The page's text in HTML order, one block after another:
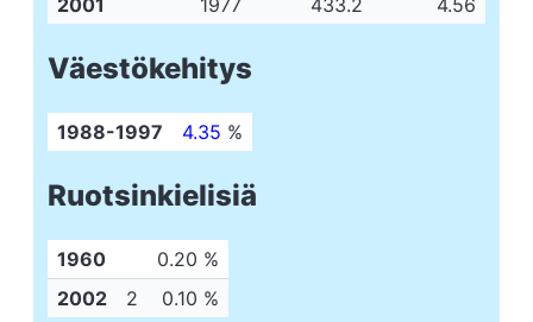
2001
1977 433.2 4.56
Väestökehitys
1988-1997 4.35 %
Ruotsinkielisiä
1960
0.20 %
2002
2 0.10 %